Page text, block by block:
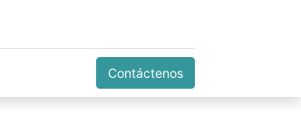
Contáctenos